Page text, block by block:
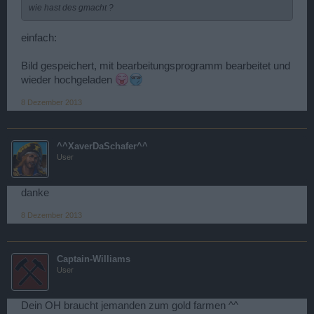
wie hast des gmacht ?
einfach:
Bild gespeichert, mit bearbeitungsprogramm bearbeitet und
wieder hochgeladen
8 Dezember 2013
^^XaverDaSchafer^^
User
danke
8 Dezember 2013
Captain-Williams
User
Dein OH braucht jemanden zum gold farmen ^^